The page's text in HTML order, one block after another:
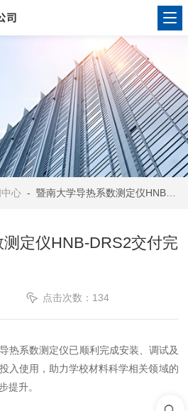
心 - 暨南大学导热系数测定仪HNB-DRS2交付完成
定仪HNB-DRS2交付完
点击次数：134
热系数测定仪已顺利完成安装、调试及
入使用，助力学校材料科学相关领域的
提升。